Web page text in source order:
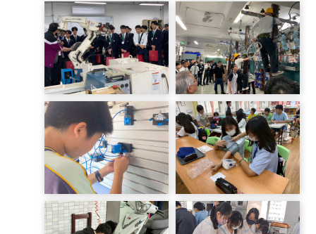
LINE_ALBUM_114-1 餐
旅群A3_250924_19
試探課程-餐飲科 (1)
LINE_ALBUM_20250305
日本沖繩美來工科學校參
訪交流_250305_92
LINE_ALBUM_20250305
日本沖繩美來工科學校參
訪交流_250305_89